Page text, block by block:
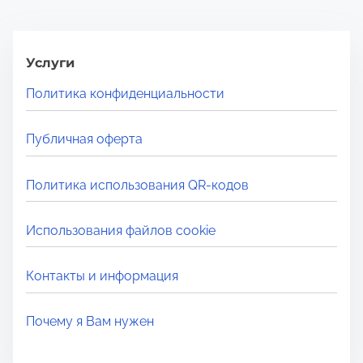
Услуги
Политика конфиденциальности
Публичная оферта
Политика использования QR-кодов
Использования файлов cookie
Контакты и информация
Почему я Вам нужен